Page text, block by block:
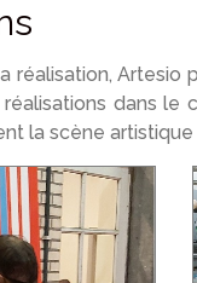
réalisation,
dans
la scène